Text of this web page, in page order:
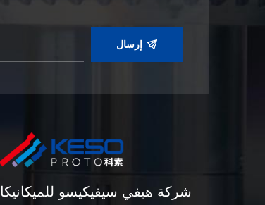
إرسال
شركة هيفي سيفيكيسو للميكانيكا